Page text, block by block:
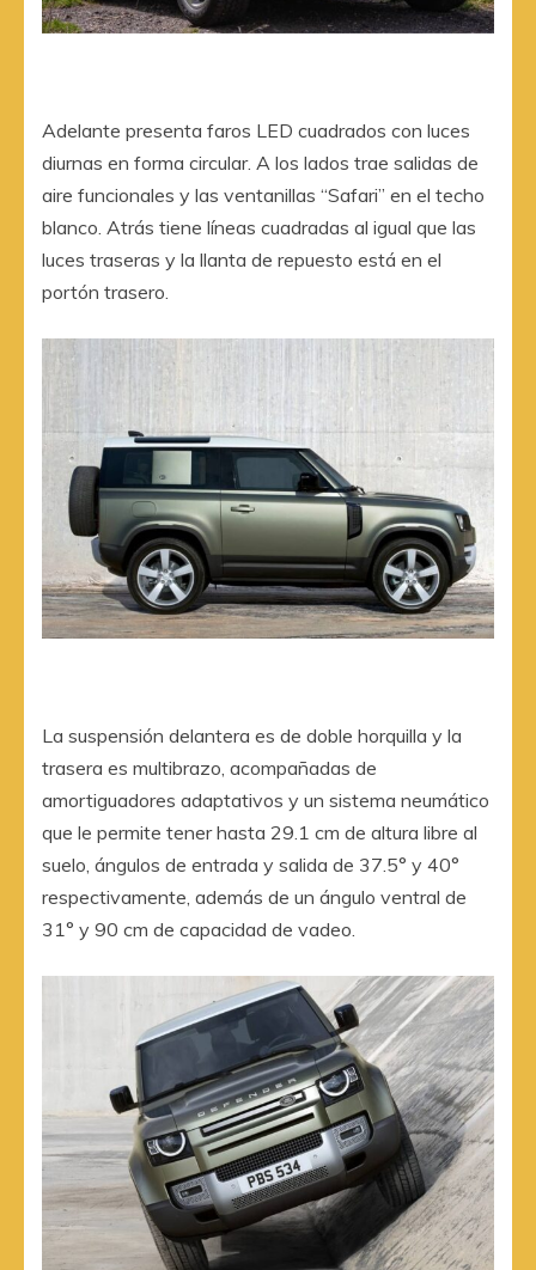
Adelante presenta faros LED cuadrados con luces
diurnas en forma circular. A los lados trae salidas de
aire funcionales y las ventanillas “Safari” en el techo
blanco. Atrás tiene líneas cuadradas al igual que las
luces traseras y la llanta de repuesto está en el
portón trasero.
La suspensión delantera es de doble horquilla y la
trasera es multibrazo, acompañadas de
amortiguadores adaptativos y un sistema neumático
que le permite tener hasta 29.1 cm de altura libre al
suelo, ángulos de entrada y salida de 37.5° y 40°
respectivamente, además de un ángulo ventral de
31° y 90 cm de capacidad de vadeo.